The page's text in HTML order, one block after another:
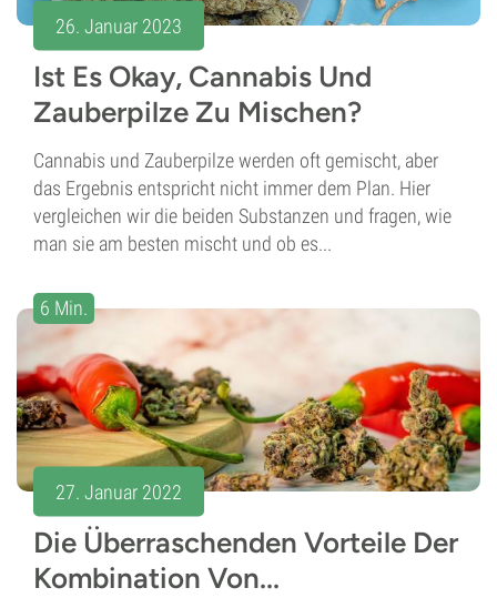
26. Januar 2023
Ist Es Okay, Cannabis Und
Zauberpilze Zu Mischen?
Cannabis und Zauberpilze werden oft gemischt, aber
das Ergebnis entspricht nicht immer dem Plan. Hier
vergleichen wir die beiden Substanzen und fragen, wie
man sie am besten mischt und ob es...
6 Min.
27. Januar 2022
Die Überraschenden Vorteile Der
Kombination Von...